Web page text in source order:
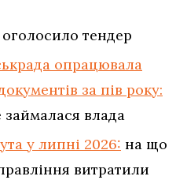
тендер
опрацювала
за пів року:
влада
у липні 2026: на що
витратили